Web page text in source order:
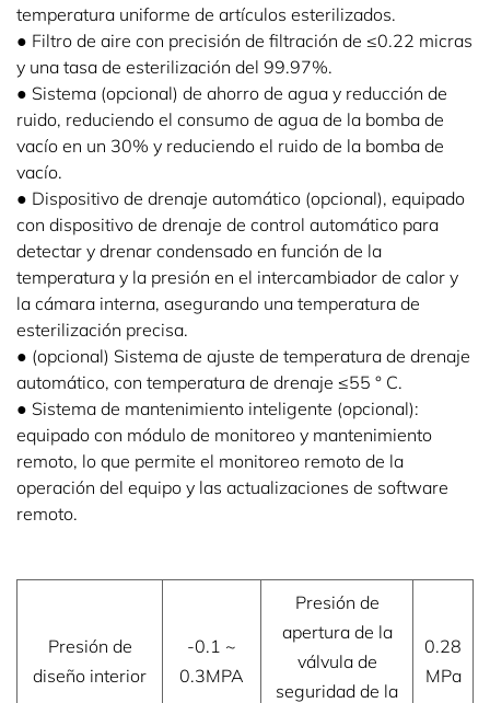
temperatura uniforme de artículos esterilizados.
● Filtro de aire con precisión de filtración de ≤0.22 micras
y una tasa de esterilización del 99.97%.
● Sistema (opcional) de ahorro de agua y reducción de
ruido, reduciendo el consumo de agua de la bomba de
vacío en un 30% y reduciendo el ruido de la bomba de
vacío.
● Dispositivo de drenaje automático (opcional), equipado
con dispositivo de drenaje de control automático para
detectar y drenar condensado en función de la
temperatura y la presión en el intercambiador de calor y
la cámara interna, asegurando una temperatura de
esterilización precisa.
● (opcional) Sistema de ajuste de temperatura de drenaje
automático, con temperatura de drenaje ≤55 ° C.
● Sistema de mantenimiento inteligente (opcional):
equipado con módulo de monitoreo y mantenimiento
remoto, lo que permite el monitoreo remoto de la
operación del equipo y las actualizaciones de software
remoto.
Presión de
diseño interior
-0.1 ~
0.3MPA
Presión de
apertura de la
válvula de
seguridad de la
0.28
MPa